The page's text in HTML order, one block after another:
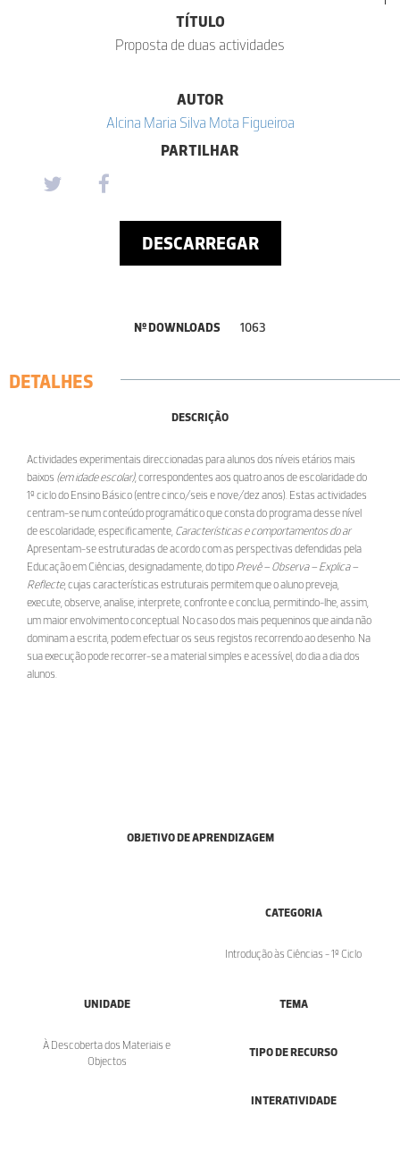
TÍTULO
Proposta de duas actividades
AUTOR
Alcina Maria Silva Mota Figueiroa
PARTILHAR
DESCARREGAR
Nº DOWNLOADS 1063
DETALHES
DESCRIÇÃO
Actividades experimentais direccionadas para alunos dos níveis etários mais
baixos (em idade escolar), correspondentes aos quatro anos de escolaridade do
1º ciclo do Ensino Básico (entre cinco/seis e nove/dez anos). Estas actividades
centram-senum conteúdo programáticoque consta do programa desse nível
de escolaridade, especificamente, Características e comportamentos do ar
Apresentam-se estruturadas de acordo com as perspectivas defendidas pela
Educação em Ciências, designadamente, do tipo Prevê – Observa – Explica –
Reflecte, cujas características estruturais permitem que o aluno preveja,
execute, observe, analise, interprete, confronte e conclua, permitindo-lhe, assim,
um maior envolvimento conceptual. No caso dos mais pequeninos que ainda não
dominam a escrita, podem efectuar os seus registos recorrendo ao desenho. Na
sua execução pode recorrer-se a material simples e acessível, do dia a dia dos
alunos.
OBJETIVO DE APRENDIZAGEM
CATEGORIA
Introdução às Ciências - 1º Ciclo
UNIDADE
À Descoberta dos Materiais e
Objectos
TEMA
TIPO DE RECURSO
INTERATIVIDADE